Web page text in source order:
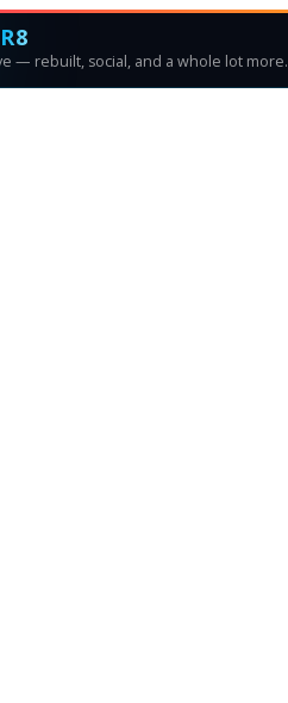
— rebuilt, social, and a whole lot more.